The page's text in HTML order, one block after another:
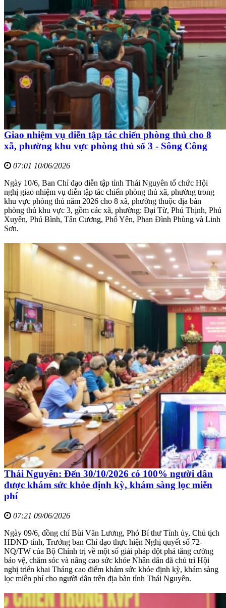
Giao nhiệm vụ diễn tập tác chiến phòng thủ cho 8
xã, phường khu vực phòng thủ số 3 - Sông Công
07:01 10/06/2026
Ngày 10/6, Ban Chỉ đạo diễn tập tỉnh Thái Nguyên tổ chức Hội
nghị giao nhiệm vụ diễn tập tác chiến phòng thủ xã, phường trong
khu vực phòng thủ năm 2026 cho 8 xã, phường thuộc địa bàn
phòng thủ khu vực 3, gồm các xã, phường: Đại Từ, Phú Thịnh, Phú
Xuyên, Phú Bình, Tân Cương, Phổ Yên, Phan Đình Phùng và Linh
Sơn.
Thái Nguyên: Đến 30/10/2026 có 100% người dân
được khám sức khỏe định kỳ, khám sàng lọc miễn
phí
07:21 09/06/2026
Ngày 09/6, đồng chí Bùi Văn Lương, Phó Bí thư Tỉnh ủy, Chủ tịch
HĐND tỉnh, Trưởng ban Chỉ đạo thực hiện Nghị quyết số 72-
NQ/TW của Bộ Chính trị về một số giải pháp đột phá tăng cường
bảo vệ, chăm sóc và nâng cao sức khỏe Nhân dân đã chủ trì Hội
nghị triển khai Tháng cao điểm khám sức khỏe định kỳ, khám sàng
lọc miễn phí cho người dân trên địa bàn tỉnh Thái Nguyên.